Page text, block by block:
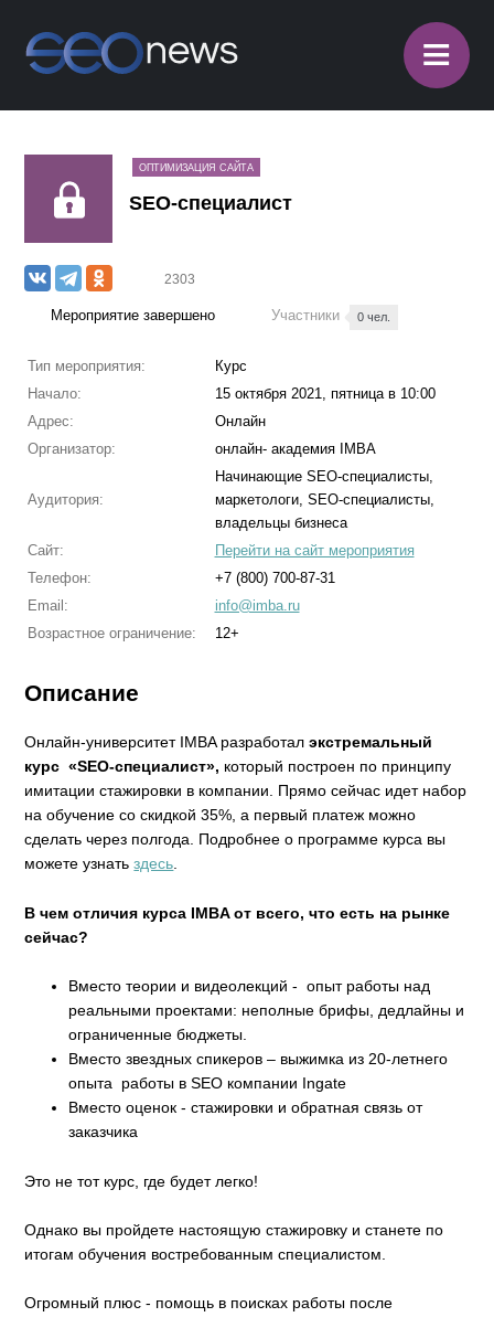
≡
ОПТИМИЗАЦИЯ САЙТА
SEO-специалист
2303
Мероприятие завершено Участники 0 чел.
Тип мероприятия:
Курс
Начало:
15 октября 2021, пятница в 10:00
Адрес:
Онлайн
Организатор:
онлайн- академия IMBA
Аудитория:
Начинающие SEO-специалисты,
маркетологи, SEO-специалисты,
владельцы бизнеса
Сайт:
Перейти на сайт мероприятия
Телефон:
+7 (800) 700-87-31
Email:
info@imba.ru
Возрастное ограничение:
12+
Описание
Онлайн-университет IMBA разработалэкстремальный
курс «SEO-специалист», который построен по принципу
имитации стажировки в компании. Прямо сейчас идет набор
на обучение со скидкой 35%, а первый платеж можно
сделать через полгода. Подробнее о программе курса вы
можете узнатьздесь.
В чем отличия курса IMBA от всего, что есть на рынке
сейчас?
Вместо теории и видеолекций - опыт работы над
реальными проектами: неполные брифы, дедлайны и
ограниченные бюджеты.
Вместо звездных спикеров – выжимка из 20-летнего
опыта работы в SEO компании Ingate
Вместо оценок - стажировки и обратная связь от
заказчика
Это не тот курс, где будет легко!
Однако вы пройдете настоящую стажировку и станете по
итогам обучения востребованным специалистом.
Огромный плюс - помощь в поисках работы после